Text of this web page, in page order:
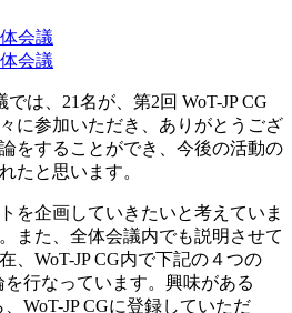
会議
会議
では、21名が、第2回 WoT-JP CG
に参加いただき、ありがとうござ
をすることができ、今後の活動の
たと思います。
を企画していきたいと考えていま
また、全体会議内でも説明させて
、WoT-JP CG内で下記の４つの
を行なっています。興味がある
WoT-JP CGに登録していただ